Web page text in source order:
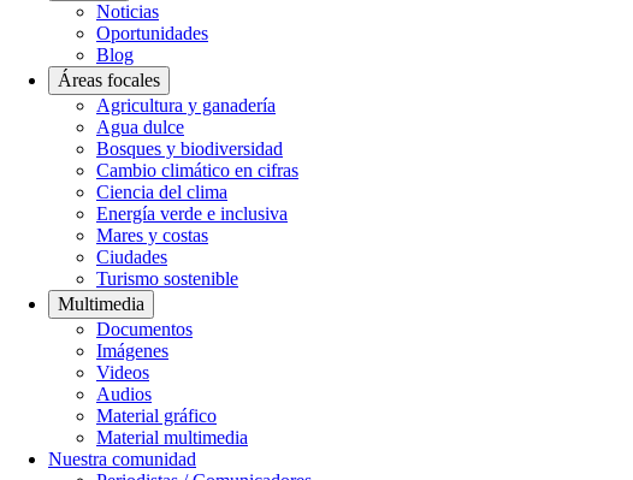
Noticias
Oportunidades
Blog
Áreas focales
Agricultura y ganadería
Agua dulce
Bosques y biodiversidad
Cambio climático en cifras
Ciencia del clima
Energía verde e inclusiva
Mares y costas
Ciudades
Turismo sostenible
Multimedia
Documentos
Imágenes
Videos
Audios
Material gráfico
Material multimedia
Nuestra comunidad